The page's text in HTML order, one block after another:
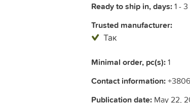
Ready to ship in, days:1 - 3
Trusted manufacturer:
Так
Minimal order, pc(s):1
Contact information:
Publication date: May 22,